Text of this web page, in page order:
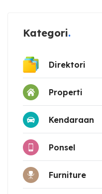
Kategori
Direktori
Properti
Kendaraan
Ponsel
Furniture